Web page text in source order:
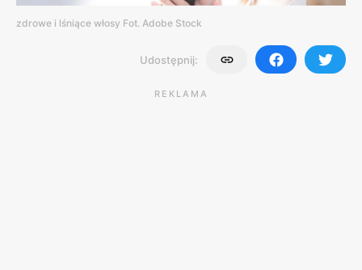
zdrowe i lśniące włosy Fot. Adobe Stock
Udostępnij:
REKLAMA